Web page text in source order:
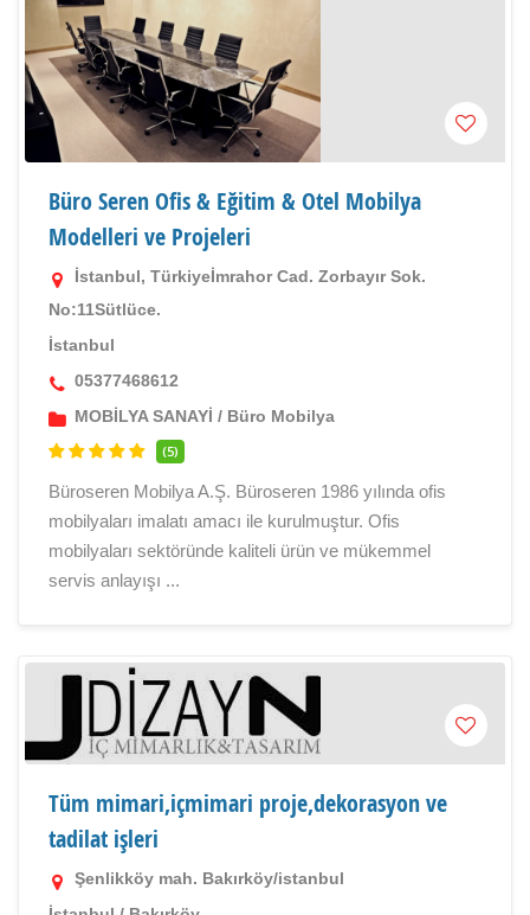
Büro Seren Ofis & Eğitim & Otel Mobilya
Modelleri ve Projeleri
İstanbul, Türkiyeİmrahor Cad. Zorbayır Sok.
No:11Sütlüce.
İstanbul
05377468612
MOBİLYA SANAYİ / Büro Mobilya
(5)
Büroseren Mobilya A.Ş. Büroseren 1986 yılında ofis
mobilyaları imalatı amacı ile kurulmuştur. Ofis
mobilyaları sektöründe kaliteli ürün ve mükemmel
servis anlayışı ...
Tüm mimari,içmimari proje,dekorasyon ve
tadilat işleri
Şenlikköy mah. Bakırköy/istanbul